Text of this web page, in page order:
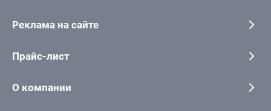
Реклама на сайте
Прайс-лист
О компании